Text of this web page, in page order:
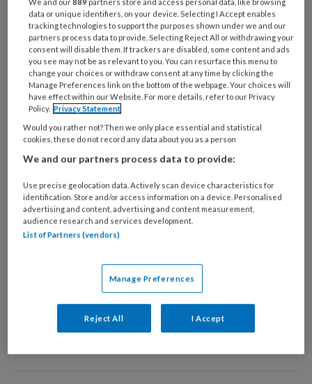
De bedoeling van
robotica
Door rekening te houden met bepaalde
implementatiefactoren en bewust te zijn van de
bedoeling van de aanschaf van een robot voorkom je
deze na verloop van tijd in de kast verdwijnt.
Dossier Robotica |
Meer tijd voor
patiënt dankzij
robot Pepper
Een robot die administratieve taken verricht, kan
een belangrijke rol spelen bij het verlichten van de
data or unique identifiers, on your device. Selecting I Accept enables
tracking technologies to support the purposes shown under we and our
partners process data to provide. Selecting Reject All or withdrawing your
consent will disable them. If trackers are disabled, some content and ads
you see may not be as relevant to you. You can resurface this menu to
change your choices or withdraw consent at any time by clicking the
Manage Preferences link on the bottom of the webpage. Your choices will
have effect within our Website. For more details, refer to our Privacy
Policy. Privacy Statement
Would you rather not? Then we only place essential and statistical
cookies, these do not record any data about you as a person
We and our partners process data to provide:
Use precise geolocation data. Actively scan device characteristics for
identification. Store and/or access information on a device. Personalised
advertising and content, advertising and content measurement,
audience research and services development.
List of Partners (vendors)
Manage Preferences
Reject All I Accept